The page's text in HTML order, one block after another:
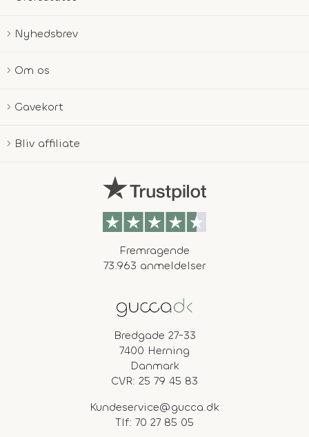
Nyhedsbrev
Om os
Gavekort
Bliv affiliate
Fremragende
73.963 anmeldelser
Bredgade 27-33
7400 Herning
Danmark
CVR: 25 79 45 83
Kundeservice@gucca.dk
Tlf: 70 27 85 05